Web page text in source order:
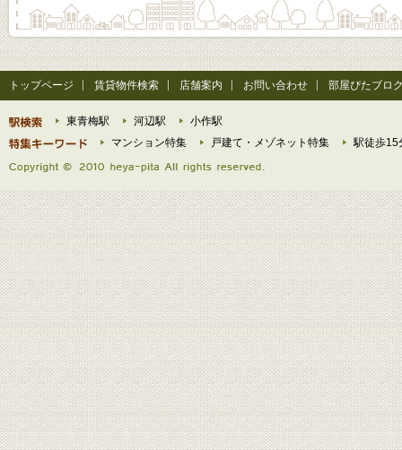
トップページ 賃貸物件検索 店舗案内 お問い合わせ 部屋ぴたブロ
東青梅駅 河辺駅
小作駅
マンション特集
戸建て・メゾネット特集 駅徒歩15